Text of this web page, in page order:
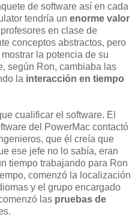
de software así en cada
tendría un enorme valor
en clase de
conceptos abstractos, pero
la potencia de su
según Ron, cambiaba las
la interacción en tiempo
cualificar el software. El
del PowerMac contactó
que él creía que
ese jefe no lo sabía, eran
tiempo trabajando para Ron
comenzó la localización
y el grupo encargado
las pruebas de